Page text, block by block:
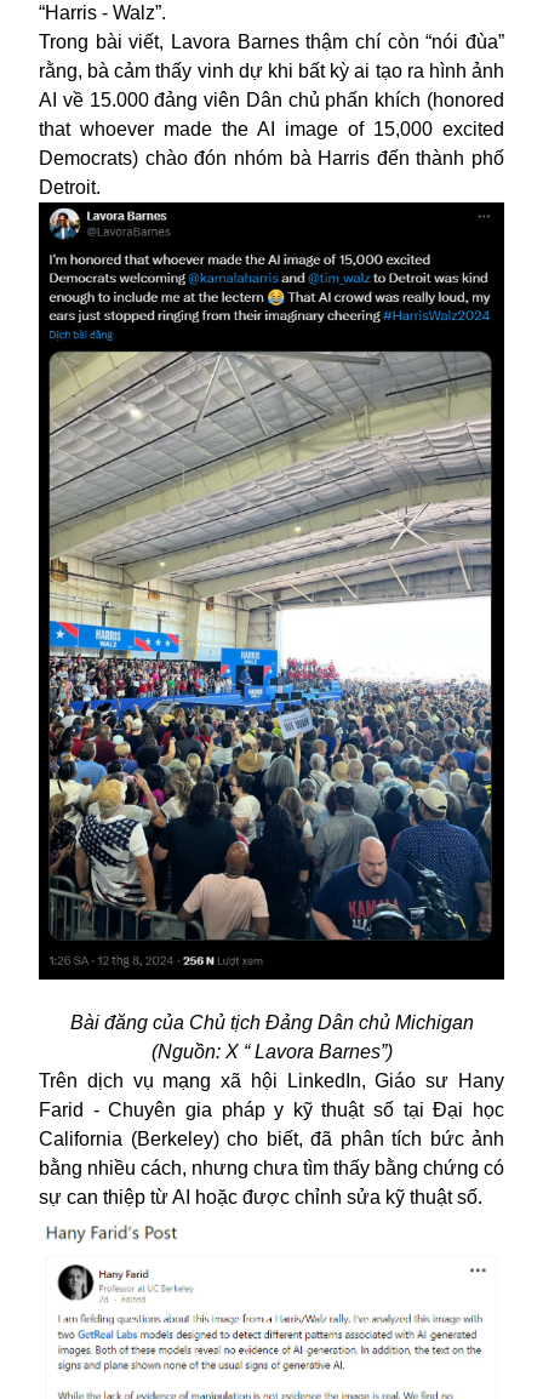
“Harris - Walz”.
Trong bài viết, Lavora Barnes thậm chí còn “nói đùa”
rằng, bà cảm thấy vinh dự khi bất kỳ ai tạo ra hình ảnh
AI về 15.000 đảng viên Dân chủ phấn khích (honored
that whoever made the AI image of 15,000 excited
Democrats) chào đón nhóm bà Harris đến thành phố
Detroit.
Bài đăng của Chủ tịch Đảng Dân chủ Michigan
(Nguồn: X “ Lavora Barnes”)
Trên dịch vụ mạng xã hội LinkedIn, Giáo sư Hany
Farid - Chuyên gia pháp y kỹ thuật số tại Đại học
California (Berkeley) cho biết, đã phân tích bức ảnh
bằng nhiều cách, nhưng chưa tìm thấy bằng chứng có
sự can thiệp từ AI hoặc được chỉnh sửa kỹ thuật số.